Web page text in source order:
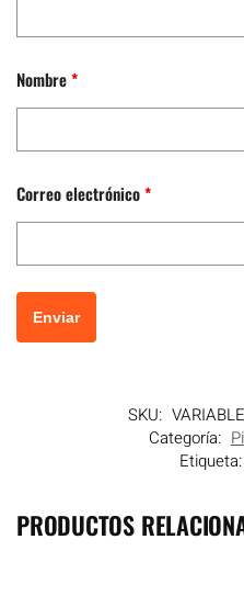
Nombre*
Correo electrónico*
SKU:
Categoría:
Etiqueta:
PRODUCTOS